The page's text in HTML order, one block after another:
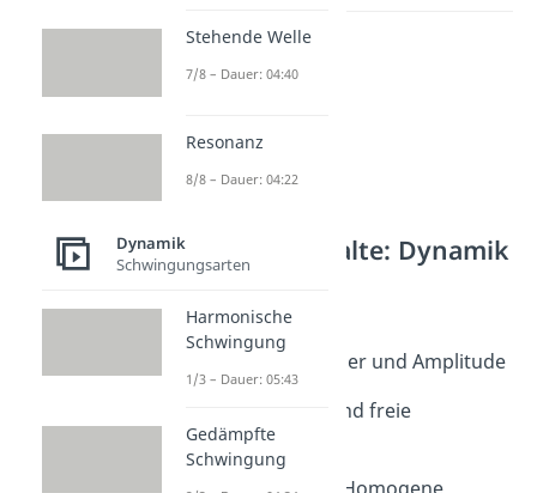
Weitere Inhalte: Dynamik
Schwingungen
Dauer: 08:58
Schwingungsdauer und Amplitude
Dauer: 05:27
Eigenfrequenz und freie
Schwingung
Dauer: 04:56
Stehende Welle
7/8 – Dauer: 04:40
Resonanz
8/8 – Dauer: 04:22
Dynamik
Schwingungsarten
Harmonische
Schwingung
1/3 – Dauer: 05:43
Gedämpfte
Schwingung